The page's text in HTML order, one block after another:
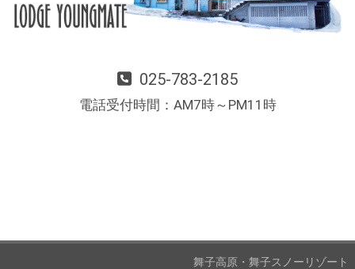
025-783-2185
電話受付時間：AM7時～PM11時
舞子高原・舞子スノーリゾート